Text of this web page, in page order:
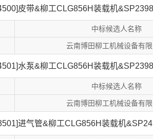
皮带&柳工CLG856H装载机
中标候选人名称
云南博田柳工机械设备有
水泵&柳工CLG856H装载机
中标候选人名称
云南博田柳工机械设备有
进气管&柳工CLG856H装载机